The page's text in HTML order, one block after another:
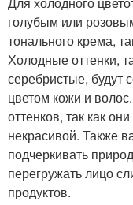
голубым или
тонального крема,
Холодные оттенки,
серебристые, будут
цветом кожи и
оттенков, так как
некрасивой. Также
подчеркивать
перегружать лицо
продуктов.